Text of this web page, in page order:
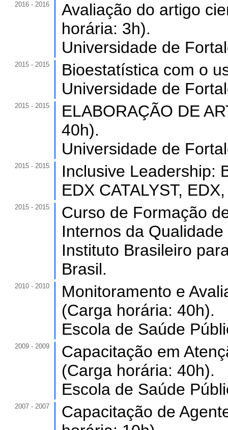
2016 - 2016
Avaliação do artigo
horária: 3h).
Universidade de
2015 - 2015
Bioestatística com o
Universidade de
2015 - 2015
ELABORAÇÃO DE
40h).
Universidade de
2015 - 2015
Inclusive Leadership:
EDX CATALYST,
2015 - 2015
Curso de Formação
Internos da
Instituto Brasileiro
Brasil.
2010 - 2010
Monitoramento e
(Carga horária: 40h).
Escola de Saúde
2009 - 2009
Capacitação em
(Carga horária: 40h).
Escola de Saúde
2007 - 2007
Capacitação de